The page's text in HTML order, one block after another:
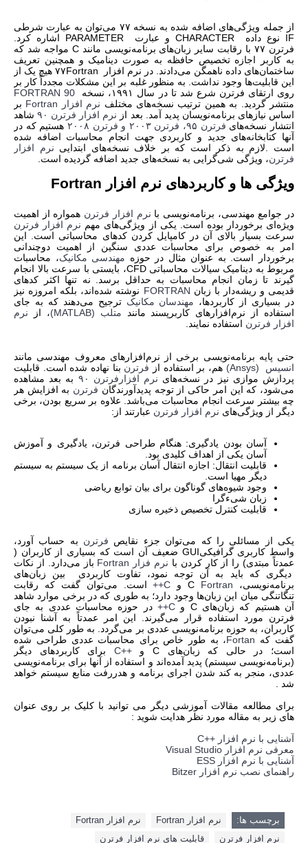
از جمله ویژگی‌های اضافه شده به نسخه ۷۷ می‌توان به عبارت شرطی
IF نوع داده CHARACTER و عبارت PARAMETER اشاره کرد.
فرترن ۷۷ با رقابت سایر زبان‌های برنامه‌نویسی مانند
C مواجه شد که
به کاربر اجازه تخصیص حافظه به صورت دینامیک و همچنین تعریف
ساختمان‌های داده ناهمگن می‌دادند. در نرم افزار
Fortran
۷۷ هیچ یک از
این قابلیت‌ها وجود نداشت. به منظور غلبه بر این مشکلات مجدداً کار بر
روی ارتقای فرترن شرع شد تا در سال ۱۹۹۱، نسخه
FORTRAN 90
منتشر گردید. به همین ترتیب نسخه‌های مختلف نرم افزار Fortran بر
اساس نیاز‌های برنامه‌نویسان پدید آمد. بعد از نرم افزار فرترن ۹۰
شاهد
انتشار نسخه‌های فرترن ۹۵، فرترن ۲۰۰۳ و فرترن ۲۰۰۸
هستیم که در
آنها کتابخانه‌های جدید و کاربردی جهت انجام محاسبات اضافه شده
است
لازم به ذکر است که بر خلاف نسخه‌های ابتدایی نرم افزار
فرترن، ویژگی شی‌گرایی به نسخه‌های جدید اضافه گردیده است
ویژگی ها و کاربردهای نرم افزار Fortran
در جوامع مهندسی، برنامه‌نویسی با نرم افزار فرترن همواره از اهمیت
ویژه‌ای برخوردار بوده است. یکی از ویژگی‌های مهم نرم افزار فرترن
سرعت بسیار بالای آن در کامپایل کردن کدهای محاسباتی است. این
امر به خصوص برای محاسبات عددی سنگین از اهمیت دوچندانی
برخوردار است. به عنوان مثال در حوزه مهندسی مکانیک، محاسبات
مربوط به دینامیک سیالات محاسباتیCFD، بایستی با سرعت بالا انجام
گیرند تا زمان انجام محاسبات به حداقل برسد. نه تنها اکثر کدهای
قدیمی و ریشه‌دار با زبان FORTRAN نوشته شده‌اند، بلکه امروزه نیز
در بسیاری از کاربردها، مهندسان مکانیکترجیح می‌دهند که به جای
استفاده از نرم‌افزارهای کاربرپسند مانند متلب (MATLAB)، از نرم
افزار فرترن استفاده نمایند.
حتی پایه برنامه‌نویسی برخی از نرم‌افزارهای معروف مهندسی مانند
انسیس (Ansys) هم، بر استفاده از فرترن بنا نهاده شده است. قابلیت
پردازش موازی نیز در نسخه‌های نرم افزارفرترن ۹۰
به بعد مشاهده
می‌شود، که این امر حاکی از توجه پدیدآورندگان فرترن به افزایش هر
چه بیشتر سرعت انجام محاسبات می‌باشد. علاوه بر سریع بودن، برخی
دیگر از ویژگی‌های نرم افزار فرترن عبارتند از:
آسان بودن یادگیری: هنگام طراحی فرترن، یادگیری و آموزش
آسان یکی از اهداف کلیدی بود.
قابلیت انتقال: اجازه انتقال آسان برنامه از یک سیستم به سیستم
دیگر مهیا است.
وجود شیوه‌های گوناگون برای بیان توابع ریاضی
زبان شیءگرا
قابلیت کنترل تخصیص ذخیره سازی
یکی از مسائلی را که می‌توان جزء نقایص فرترن به حساب آورد،
واسط کاربری گرافیکیGUI ضعیف آن است که بسیاری از کاربران (
عمدتاً مبتدی) را از کار کردن با نرم فزار Fortran باز می‌دارد. از نکات
دیگری که باید به آن توجه نمود، تفاوت کاربردی بین زبان‌های
برنامه‌نویسی، Fortran
C‌و C
++است. می‌توان گفت که رقابت
تنگاتنگی میان این زبان‌ها وجود دارد؛ به طوری که در برخی موارد شاهد
آن هستیم که زبان‌هایC و C
++در حوزه محاسبات عددی به جای
فرترن مورد استفاده قرار می‌گیرند. این امر عمدتاً به آشنا نبودن
کاربران، به حوزه برنامه‌نویسی عددی بر می‌گردد. به طور کلی می‌توان
گفت که Fortan، به طور خاص برای محاسبات عددی طراحی شده
است؛ در حالی که زبان‌های CوC++ برای کاربردهای دیگر
(برنامه‌نویسی سیستم) پدید آمده‌اند و استفاده از آنها برای برنامه‌نویسی
عددی، منجر به کند شدن اجرای برنامه و هدررفت منابع سیستم خواهد
شد .
برای مطالعه مقالات آموزشی دیگر می توانید با کلیک بر روی عنوان
های زیر به مقاله مورد نظر هدایت شوید :
آشنایی با نرم افزار ++C
معرفی نرم افزار Visual Studio
آشنایی با نرم افزار ESS
راهنمای نصب نرم افزار Bitzer
برچسب ها: نرم افزار Fortran
نرم افزار Fortran
نرم افزار فرترن
قابلیت های نرم افزار فرترن